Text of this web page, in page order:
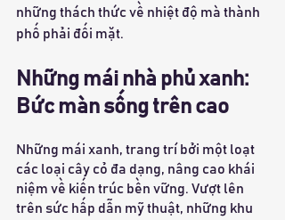
những thách thức về nhiệt độ mà thành
phố phải đối mặt.
Những mái nhà phủ xanh:
Bức màn sống trên cao
Những mái xanh, trang trí bởi một loạt
các loại cây cỏ đa dạng, nâng cao khái
niệm về kiến trúc bền vững. Vượt lên
trên sức hấp dẫn mỹ thuật, những khu